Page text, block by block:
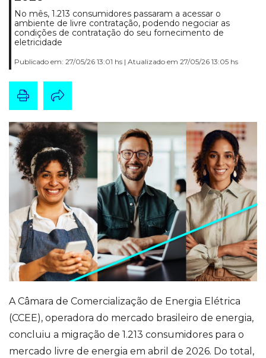
No mês, 1.213 consumidores passaram a acessar o
ambiente de livre contratação, podendo negociar as
condições de contratação do seu fornecimento de
eletricidade
Publicado em: 27/05/26 13:01 hs | Atualizado em 27/05/26 13:05 hs
A Câmara de Comercialização de Energia Elétrica
(CCEE), operadora do mercado brasileiro de energia,
concluiu a migração de 1.213 consumidores para o
mercado livre de energia em abril de 2026. Do total,